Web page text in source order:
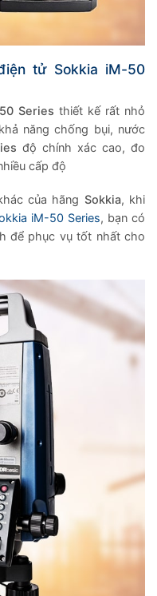
tử Sokkia iM-50
Seriesthiết kế rất nhỏ
năng chống bụi, nước
độ chính xác cao, đo
cấp độ
của hãng Sokkia, khi
iM-50 Series, bạn có
để phục vụ tốt nhất cho